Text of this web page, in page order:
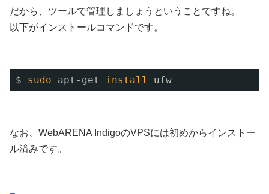
だから、ツールで管理しましょうということですね。
以下がインストールコマンドです。
$ sudo apt-get install ufw
なお、WebARENA IndigoのVPSには初めからインストー
ル済みです。